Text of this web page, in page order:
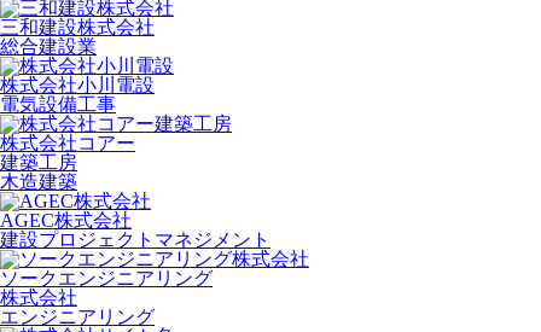
三和建設株式会社
総合建設業
株式会社小川電設
電気設備工事
株式会社コアー
建築工房
木造建築
AGEC株式会社
建設プロジェクトマネジメント
ソークエンジニアリング
株式会社
エンジニアリング